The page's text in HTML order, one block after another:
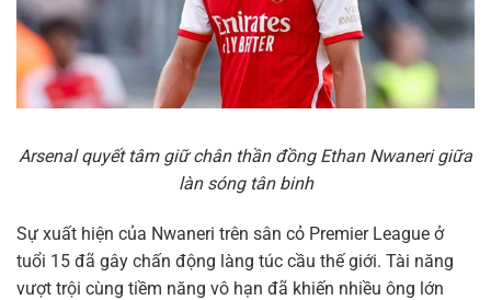
Arsenal quyết tâm giữ chân thần đồng Ethan Nwaneri giữa
làn sóng tân binh
Sự xuất hiện của Nwaneri trên sân cỏ Premier League ở
tuổi 15 đã gây chấn động làng túc cầu thế giới. Tài năng
vượt trội cùng tiềm năng vô hạn đã khiến nhiều ông lớn